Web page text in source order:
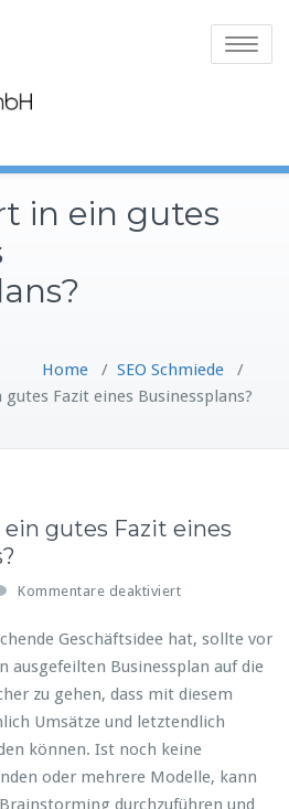
Toggle
in ein gutes
Home / SEO Schmiede /
Fazit eines Businessplans?
gutes Fazit eines
Kommentare deaktiviert
r
W
a
s
g
e
h
ö
Geschäftsidee hat, sollte vor
ausgefeilten Businessplan auf die
zu gehen, dass mit diesem
Umsätze und letztendlich
können. Ist noch keine
oder mehrere Modelle, kann
durchzuführen und